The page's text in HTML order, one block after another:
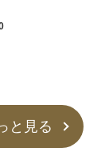
と見る